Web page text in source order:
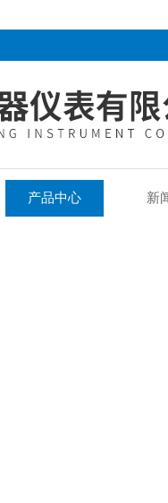
产品中心 新